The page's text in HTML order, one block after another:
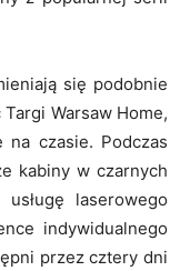
się podobnie
Warsaw Home,
czasie. Podczas
kabiny w czarnych
laserowego
indywidualnego
przez cztery dni